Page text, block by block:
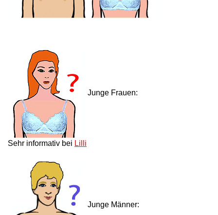
Junge Frauen:
Sehr informativ bei Lilli
Junge Männer: